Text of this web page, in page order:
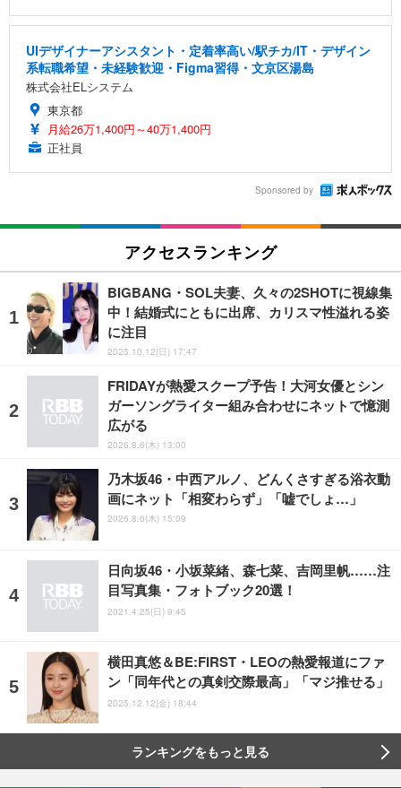
UIデザイナーアシスタント・定着率高い/駅チカ/IT・デザイン
系転職希望・未経験歓迎・Figma習得・文京区湯島
株式会社ELシステム
東京都
月給26万1,400円～40万1,400円
正社員
Sponsored by
アクセスランキング
BIGBANG・SOL夫妻、久々の2SHOTに視線集
中！結婚式にともに出席、カリスマ性溢れる姿
に注目
2025.10.12(日) 17:47
FRIDAYが熱愛スクープ予告！大河女優とシン
ガーソングライター組み合わせにネットで憶測
広がる
2026.8.6(木) 13:00
乃木坂46・中西アルノ、どんくさすぎる浴衣動
画にネット「相変わらず」「嘘でしょ…」
2026.8.6(木) 15:09
日向坂46・小坂菜緒、森七菜、吉岡里帆……注
目写真集・フォトブック20選！
2021.4.25(日) 9:45
横田真悠＆BE:FIRST・LEOの熱愛報道にファ
ン「同年代との真剣交際最高」「マジ推せる」
2025.12.12(金) 18:44
ランキングをもっと見る